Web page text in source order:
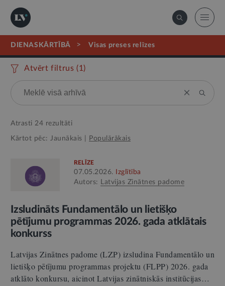
DIENASKĀRTĪBĀ > visas preses relīzes
Atvērt filtrus (1 )
Atrasti 24 rezultāti
Kārtot pēc: Jaunākais Populārākais
RELĪZE
07.05.2026.
Izglītība
Autors: Latvijas Zinātnes padome
Izsludināts Fundamentālo un lietišķo
pētījumu programmas 2026. gada atklātais
konkurss
Latvijas Zinātnes padome (LZP) izsludina Fundamentālo un
lietišķo pētījumu programmas projektu (FLPP) 2026. gada
atklāto konkursu, aicinot Latvijas zinātniskās institūcijas…